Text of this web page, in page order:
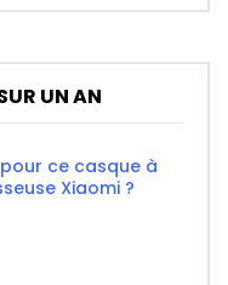
UN AN
pour ce casque à
Xiaomi ?